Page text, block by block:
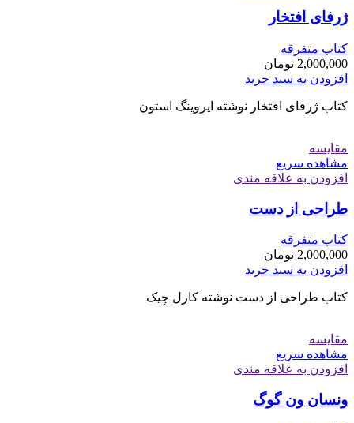
ژرفای افتخار
کتاب متفرقه
2,000,000 تومان
افزودن به سبد خرید
کتاب ژرفای افتخار نوشته ایروینگ استون
مقایسه
مشاهده سریع
افزودن به علاقه مندی
طراحی از دست
کتاب متفرقه
2,000,000 تومان
افزودن به سبد خرید
کتاب طراحی از دست نوشته کارل چیک
مقایسه
مشاهده سریع
افزودن به علاقه مندی
ونسان ون گوگ